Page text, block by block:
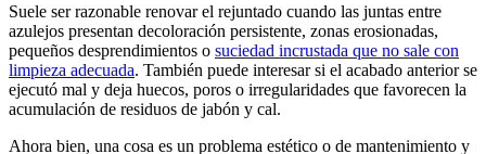
Suele ser razonable renovar el rejuntado cuando las juntas entre
azulejos presentan decoloración persistente, zonas erosionadas,
pequeños desprendimientos o suciedad incrustada que no sale con
limpieza adecuada. También puede interesar si el acabado anterior se
ejecutó mal y deja huecos, poros o irregularidades que favorecen la
acumulación de residuos de jabón y cal.
Ahora bien, una cosa es un problema estético o de mantenimiento y